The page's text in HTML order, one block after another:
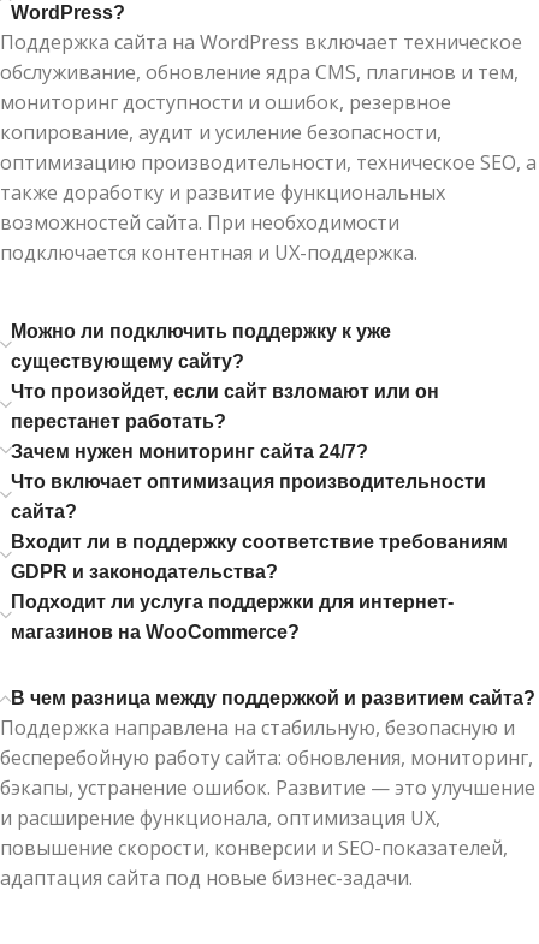
WordPress?
Поддержка сайта на WordPress включает техническое
обслуживание, обновление ядра CMS, плагинов и тем,
мониторинг доступности и ошибок, резервное
копирование, аудит и усиление безопасности,
оптимизацию производительности, техническое SEO, а
также доработку и развитие функциональных
возможностей сайта. При необходимости
подключается контентная и UX-поддержка.
Можно ли подключить поддержку к уже
существующему сайту?
Что произойдет, если сайт взломают или он
перестанет работать?
Зачем нужен мониторинг сайта 24/7?
Что включает оптимизация производительности
сайта?
Входит ли в поддержку соответствие требованиям
GDPR и законодательства?
Подходит ли услуга поддержки для интернет-
магазинов на WooCommerce?
В чем разница между поддержкой и развитием сайта?
Поддержка направлена на стабильную, безопасную и
бесперебойную работу сайта: обновления, мониторинг,
бэкапы, устранение ошибок. Развитие — это улучшение
и расширение функционала, оптимизация UX,
повышение скорости, конверсии и SEO-показателей,
адаптация сайта под новые бизнес-задачи.